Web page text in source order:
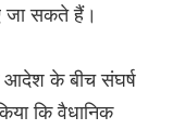
जा सकते हैं।
आदेश के बीच संघर्ष
कि वैधानिक